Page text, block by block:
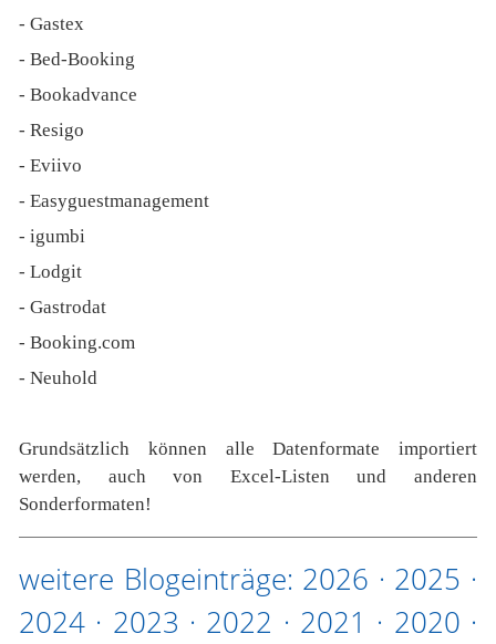
- Gastex
- Bed-Booking
- Bookadvance
- Resigo
- Eviivo
- Easyguestmanagement
- igumbi
- Lodgit
- Gastrodat
- Booking.com
- Neuhold
Grundsätzlich können alle Datenformate importiert
werden, auch von Excel-Listen und anderen
Sonderformaten!
weitere Blogeinträge: 2026 · 2025 ·
2024 · 2023 · 2022 · 2021 · 2020 ·